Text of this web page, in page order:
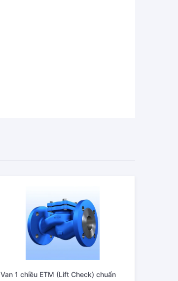
Van 1 chiều ETM (Lift Check) chuẩn